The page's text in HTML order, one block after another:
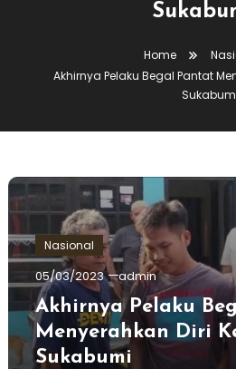
Home
Akhirnya Pelaku Begal Pantat
Nasional
05/03/2023 admin
Akhirnya Pelaku
Menyerahkan Diri
Sukabumi